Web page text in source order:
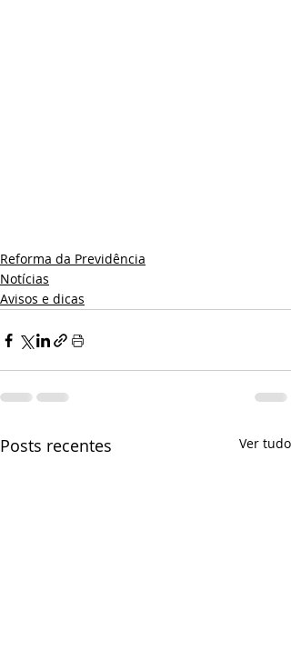
Reforma da Previdência
Notícias
Avisos e dicas
Posts recentes Ver tudo